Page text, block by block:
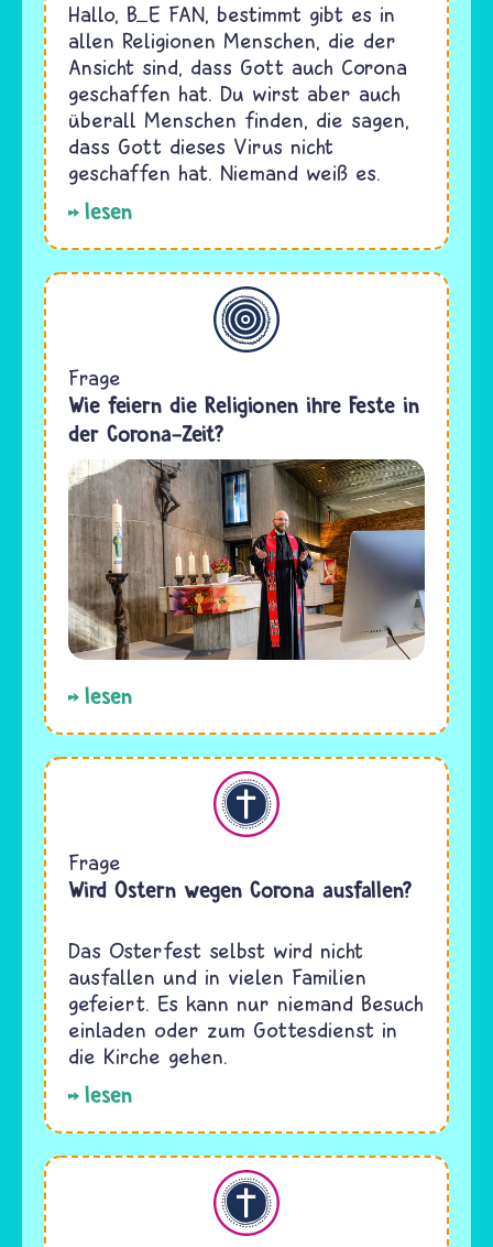
Hallo, B_E FAN, bestimmt gibt es in
allen Religionen Menschen, die der
Ansicht sind, dass Gott auch Corona
geschaffen hat. Du wirst aber auch
überall Menschen finden, die sagen,
dass Gott dieses Virus nicht
geschaffen hat. Niemand weiß es.
lesen
Allgemein
Frage
Wie feiern die Religionen ihre Feste in
der Corona-Zeit?
lesen
Christentum
Frage
Wird Ostern wegen Corona ausfallen?
Das Osterfest selbst wird nicht
ausfallen und in vielen Familien
gefeiert. Es kann nur niemand Besuch
einladen oder zum Gottesdienst in
die Kirche gehen.
lesen
Christentum